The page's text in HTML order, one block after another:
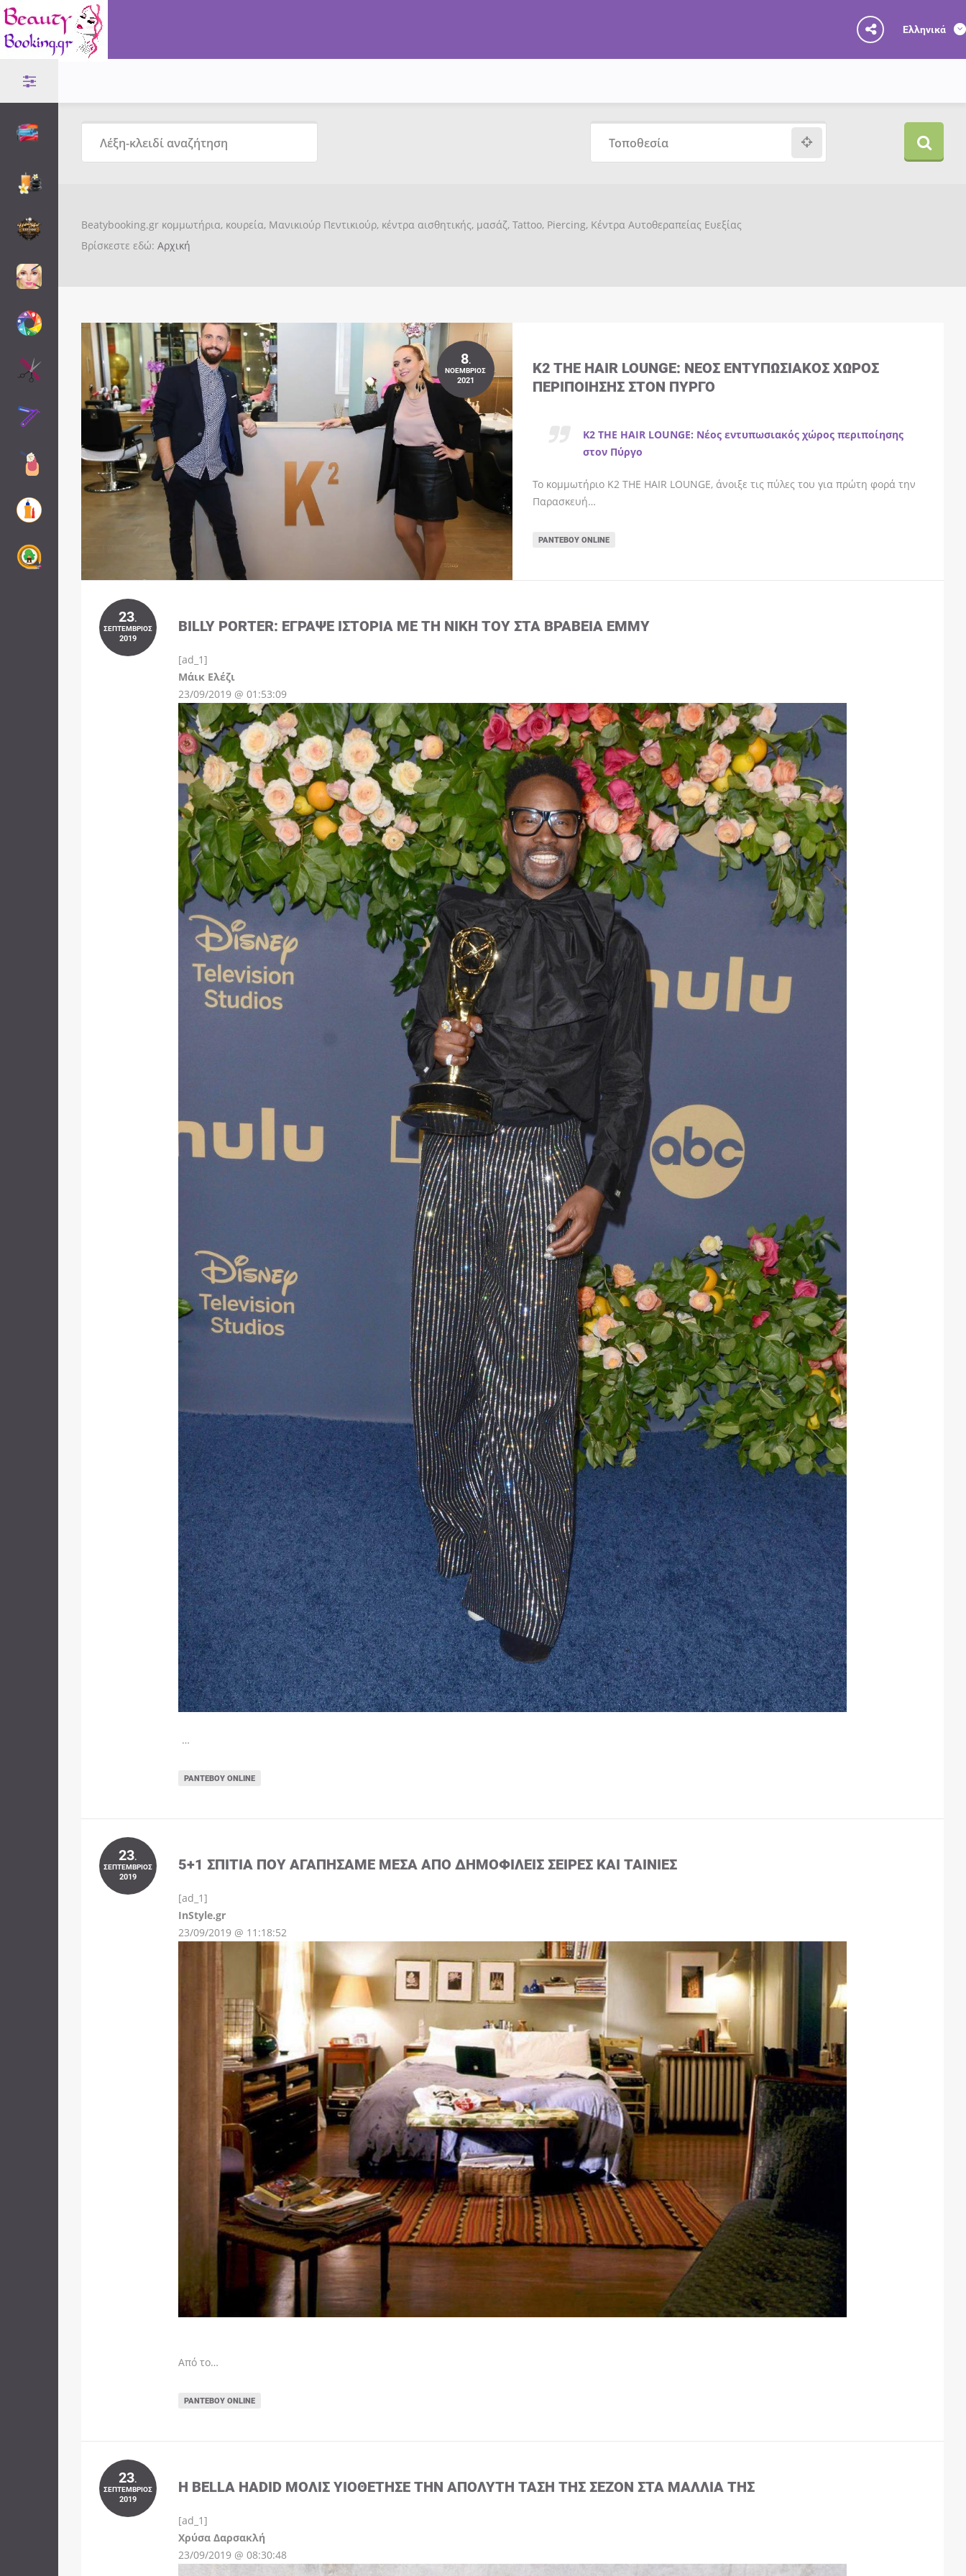
Ελληνικά
Beatybooking.gr κομμωτήρια, κουρεία, Μανικιούρ Πεντικιούρ, κέντρα αισθητικής, μασάζ, Tattoo, Piercing, Κέντρα Αυτοθεραπείας Ευεξίας
Βρίσκεστε εδώ: Αρχική
8.
ΝΟΈΜΒΡΙΟΣ
2021
K2 THE HAIR LOUNGE: ΝΈΟΣ ΕΝΤΥΠΩΣΙΑΚΌΣ ΧΏΡΟΣ
ΠΕΡΙΠΟΊΗΣΗΣ ΣΤΟΝ ΠΎΡΓΟ
K2 THE HAIR LOUNGE: Νέος εντυπωσιακός χώρος περιποίησης
στον Πύργο
Το κομμωτήριο K2 THE HAIR LOUNGE, άνοιξε τις πύλες του για πρώτη φορά την
Παρασκευή…
ΡΑΝΤΕΒΟΎ ONLINE
23.
ΣΕΠΤΈΜΒΡΙΟΣ
2019
BILLY PORTER: ΈΓΡΑΨΕ ΙΣΤΟΡΊΑ ΜΕ ΤΗ ΝΊΚΗ ΤΟΥ ΣΤΑ ΒΡΑΒΕΊΑ EMMY
[ad_1]
Μάικ ΕλέζιInstagram
23/09/2019 @ 01:53:09
…
ΡΑΝΤΕΒΟΎ ONLINE
23.
ΣΕΠΤΈΜΒΡΙΟΣ
2019
5+1 ΣΠΊΤΙΑ ΠΟΥ ΑΓΑΠΉΣΑΜΕ ΜΈΣΑ ΑΠΌ ΔΗΜΟΦΙΛΕΊΣ ΣΕΙΡΈΣ ΚΑΙ ΤΑΙΝΊΕΣ
[ad_1]
InStyle.gr
23/09/2019 @ 11:18:52
Από το…
ΡΑΝΤΕΒΟΎ ONLINE
23.
ΣΕΠΤΈΜΒΡΙΟΣ
2019
Η BELLA HADID ΜΌΛΙΣ ΥΙΟΘΈΤΗΣΕ ΤΗΝ ΑΠΌΛΥΤΗ ΤΆΣΗ ΤΗΣ ΣΕΖΌΝ ΣΤΑ ΜΑΛΛΙΆ ΤΗΣ
[ad_1]
Χρύσα ΔαρσακλήInstagram
23/09/2019 @ 08:30:48